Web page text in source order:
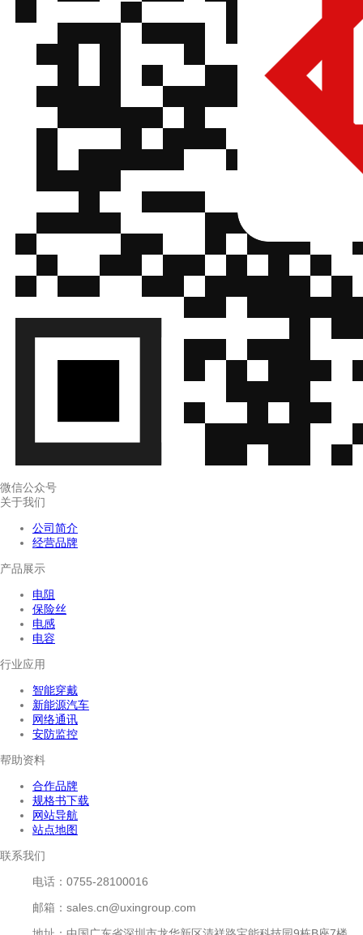
微信公众号
关于我们
公司简介
经营品牌
产品展示
电阻
保险丝
电感
电容
行业应用
智能穿戴
新能源汽车
网络通讯
安防监控
帮助资料
合作品牌
规格书下载
网站导航
站点地图
联系我们
电话：0755-28100016
邮箱：sales.cn@uxingroup.com